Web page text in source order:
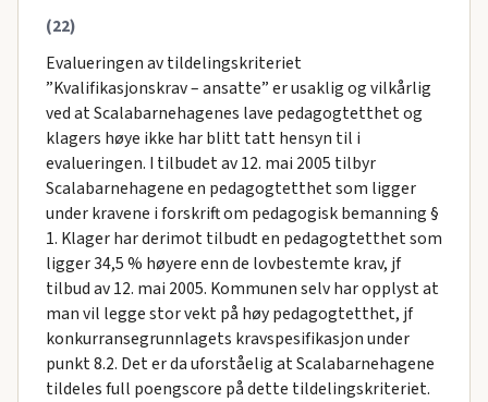
(22)
Evalueringen av tildelingskriteriet
”Kvalifikasjonskrav – ansatte” er usaklig og vilkårlig
ved at Scalabarnehagenes lave pedagogtetthet og
klagers høye ikke har blitt tatt hensyn til i
evalueringen. I tilbudet av 12. mai 2005 tilbyr
Scalabarnehagene en pedagogtetthet som ligger
under kravene i forskrift om pedagogisk bemanning §
1. Klager har derimot tilbudt en pedagogtetthet som
ligger 34,5 % høyere enn de lovbestemte krav, jf
tilbud av 12. mai 2005. Kommunen selv har opplyst at
man vil legge stor vekt på høy pedagogtetthet, jf
konkurransegrunnlagets kravspesifikasjon under
punkt 8.2. Det er da uforståelig at Scalabarnehagene
tildeles full poengscore på dette tildelingskriteriet.